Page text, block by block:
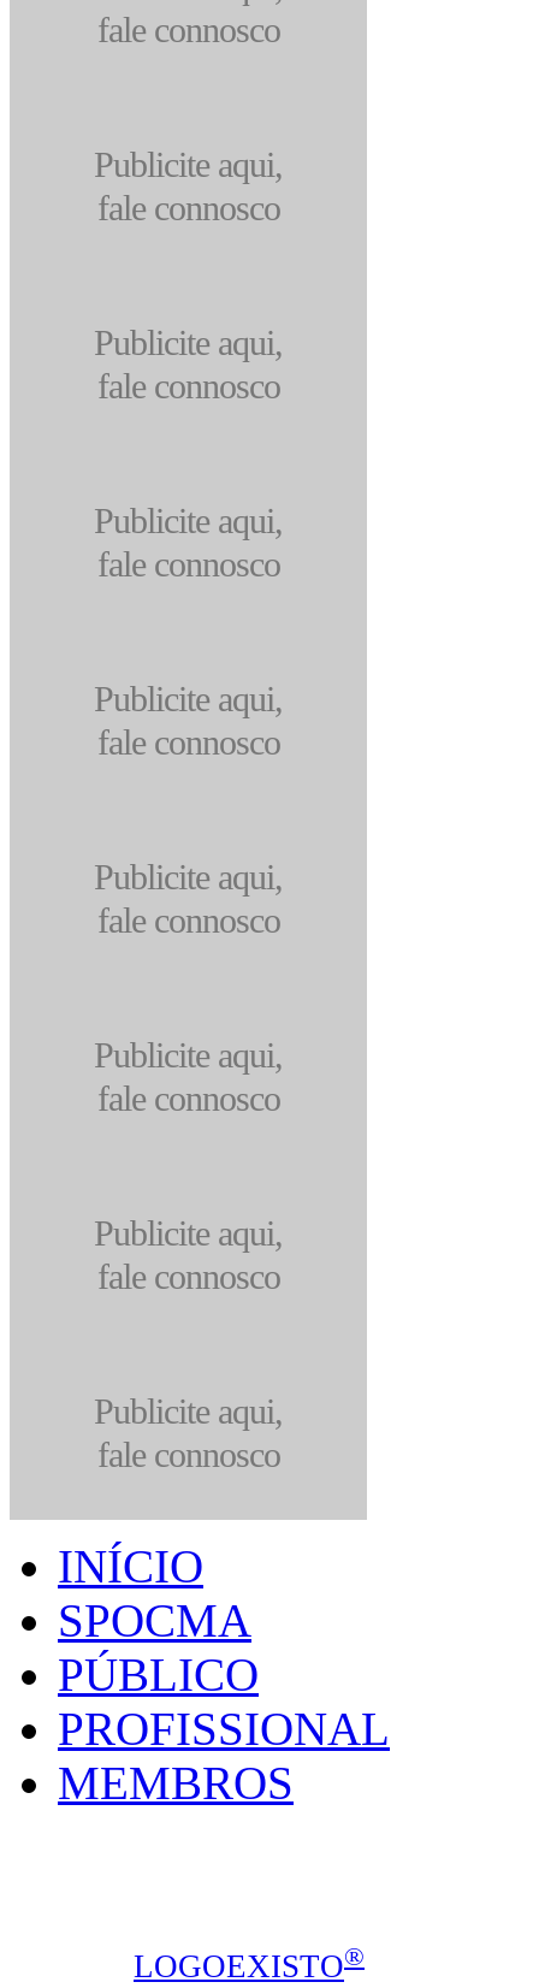
fale connosco
Publicite aqui,
fale connosco
Publicite aqui,
fale connosco
Publicite aqui,
fale connosco
Publicite aqui,
fale connosco
Publicite aqui,
fale connosco
Publicite aqui,
fale connosco
Publicite aqui,
fale connosco
Publicite aqui,
fale connosco
INÍCIO
SPOCMA
PÚBLICO
PROFISSIONAL
MEMBROS
LOGOEXISTO®